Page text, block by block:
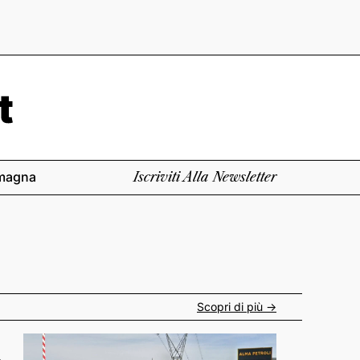
Iscriviti Alla Newsletter
Scopri di più ->